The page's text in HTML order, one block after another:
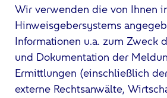
Wir verwenden die von Ihnen
Hinweisgebersystems
Informationen u.a. zum Zweck
und Dokumentation der
Ermittlungen (einschließlich
externe Rechtsanwälte,